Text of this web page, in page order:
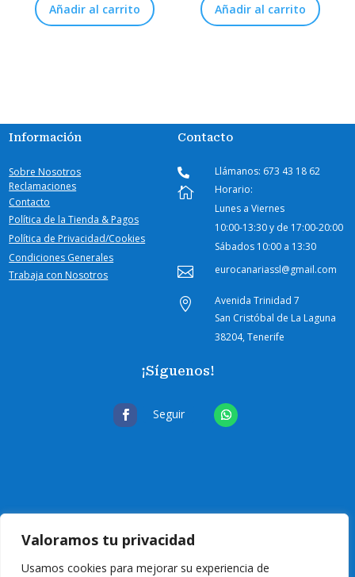
Valoramos tu privacidad
Usamos cookies para mejorar su experiencia de
Añadir al carrito Añadir al carrito
Información
Sobre Nosotros
Reclamaciones
Contacto
Política de la Tienda & Pagos
Política de Privacidad/Cookies
Condiciones Generales
Trabaja con Nosotros
Contacto
 Llámanos: 673 43 18 62

Horario:
Lunes a Viernes
10:00-13:30 y de 17:00-20:00
Sábados 10:00 a 13:30
 eurocanariassl@gmail.com

Avenida Trinidad 7
San Cristóbal de La Laguna
38204, Tenerife
¡Síguenos!
Seguir